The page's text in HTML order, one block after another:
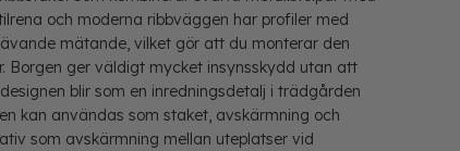
och moderna ribbväggen har profiler med
mätande, vilket gör att du monterar den
Borgen ger väldigt mycket insynsskydd utan att
blir som en inredningsdetalj i trädgården
kan användas som staket, avskärmning och
som avskärmning mellan uteplatser vid